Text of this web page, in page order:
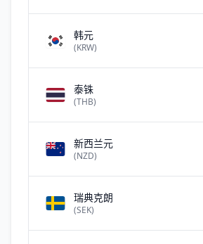
韩元
(KRW)
泰铢
(THB)
新西兰元
(NZD)
瑞典克朗
(SEK)